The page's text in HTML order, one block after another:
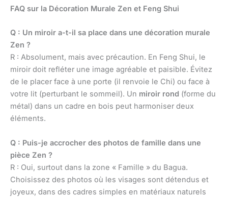
FAQ sur la Décoration Murale Zen et Feng Shui
Q : Un miroir a-t-il sa place dans une décoration murale
Zen ?
R : Absolument, mais avec précaution. En Feng Shui, le
miroir doit refléter une image agréable et paisible. Évitez
de le placer face à une porte (il renvoie le Chi) ou face à
votre lit (perturbant le sommeil). Un miroir rond (forme du
métal) dans un cadre en bois peut harmoniser deux
éléments.
Q : Puis-je accrocher des photos de famille dans une
pièce Zen ?
R : Oui, surtout dans la zone « Famille » du Bagua.
Choisissez des photos où les visages sont détendus et
joyeux, dans des cadres simples en matériaux naturels